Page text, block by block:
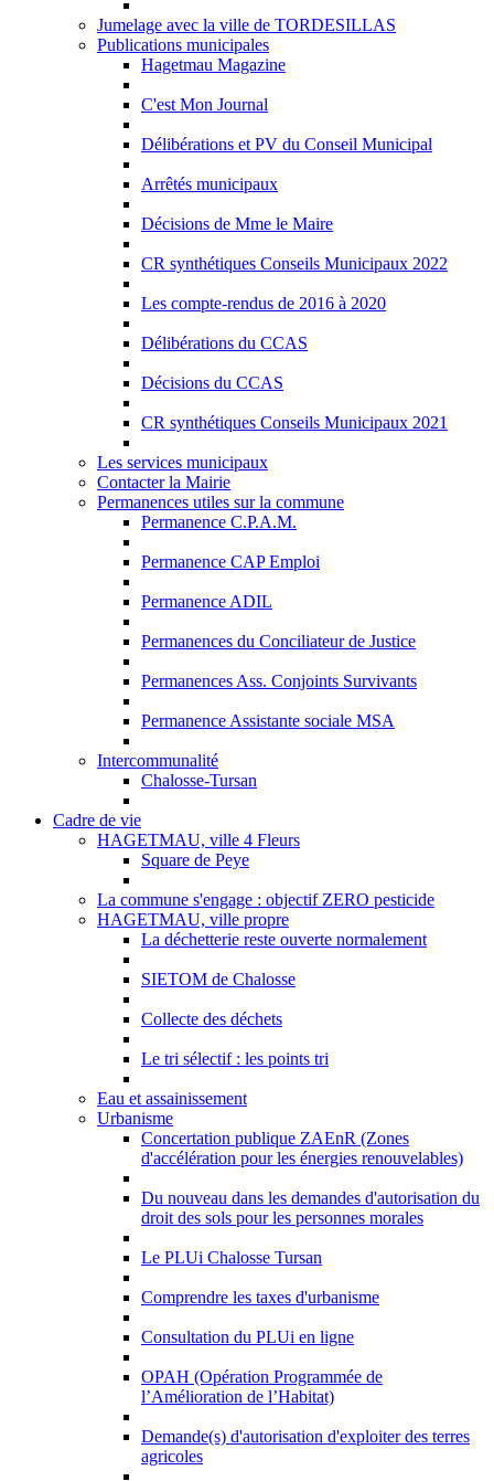
Jumelage avec la ville de TORDESILLAS
Publications municipales
Hagetmau Magazine
C'est Mon Journal
Délibérations et PV du Conseil Municipal
Arrêtés municipaux
Décisions de Mme le Maire
CR synthétiques Conseils Municipaux 2022
Les compte-rendus de 2016 à 2020
Délibérations du CCAS
Décisions du CCAS
CR synthétiques Conseils Municipaux 2021
Les services municipaux
Contacter la Mairie
Permanences utiles sur la commune
Permanence C.P.A.M.
Permanence CAP Emploi
Permanence ADIL
Permanences du Conciliateur de Justice
Permanences Ass. Conjoints Survivants
Permanence Assistante sociale MSA
Intercommunalité
Chalosse-Tursan
Cadre de vie
HAGETMAU, ville 4 Fleurs
Square de Peye
La commune s'engage : objectif ZERO pesticide
HAGETMAU, ville propre
La déchetterie reste ouverte normalement
SIETOM de Chalosse
Collecte des déchets
Le tri sélectif : les points tri
Eau et assainissement
Urbanisme
Concertation publique ZAEnR (Zones
d'accélération pour les énergies renouvelables)
Du nouveau dans les demandes d'autorisation du
droit des sols pour les personnes morales
Le PLUi Chalosse Tursan
Comprendre les taxes d'urbanisme
Consultation du PLUi en ligne
OPAH (Opération Programmée de
l’Amélioration de l’Habitat)
Demande(s) d'autorisation d'exploiter des terres
agricoles